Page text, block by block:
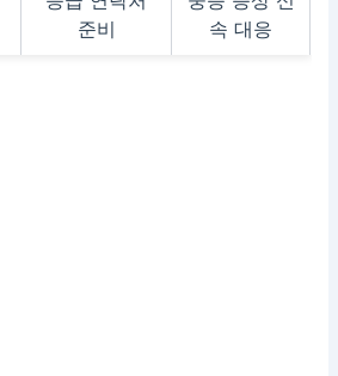
준비
속 대응